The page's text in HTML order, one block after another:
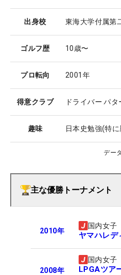
出身校 東海大学付属第
ゴルフ歴 10歳〜
プロ転向 2001年
得意クラブ ドライバー パタ
趣味 日本史勉強(特
デー
主な優勝トーナメント
2010年
国内女子
ヤマハレデ
2008年
国内女子
LPGAツア